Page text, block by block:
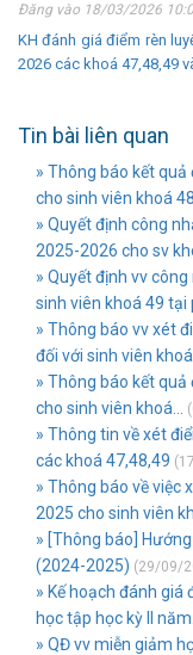
Đăng vào 18/03/2026
KH đánh giá điểm rèn
2026 các khoá 47,48,49
Tin bài liên quan
» Thông báo kết
cho sinh viên khoá
» Quyết định công
2025-2026 cho sv
» Quyết định vv
sinh viên khoá 49 tại
» Thông báo vv xét
đối với sinh viên khoá...
» Thông báo kết
cho sinh viên khoá...
» Thông tin về xét
các khoá 47,48,49
» Thông báo về việc
2025 cho sinh viên
» [Thông báo]
(2024-2025) (29/09/
» Kế hoạch đánh giá
học tập học kỳ II năm...
» QĐ vv miễn giảm